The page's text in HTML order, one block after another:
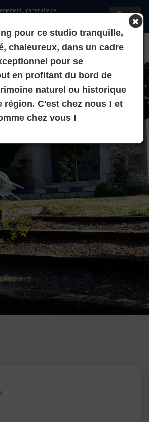
, partenaire de
MARÉCHAT - PORT DES BARQUES
pour ce studio tranquille,
chaleureux, dans un cadre
pour se
en profitant du bord de
naturel ou historique
région. C'est chez nous ! et
chez vous !